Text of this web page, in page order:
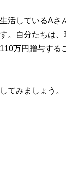
活しているAさ
。自分たちは
万円贈与する
てみましょう。